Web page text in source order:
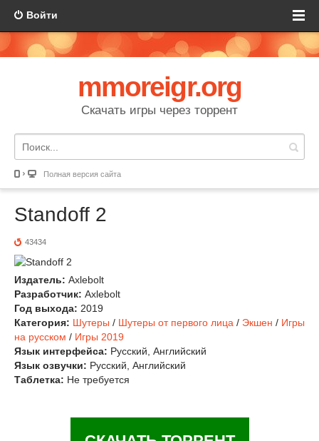
Войти
mmoreigr.org
Скачать игры через торрент
Полная версия сайта
Standoff 2
43434
Издатель: Axlebolt
Разработчик: Axlebolt
Год выхода: 2019
Категория: Шутеры / Шутеры от первого лица / Экшен / Игры
на русском / Игры 2019
Язык интерфейса: Русский, Английский
Язык озвучки: Русский, Английский
Таблетка: Не требуется